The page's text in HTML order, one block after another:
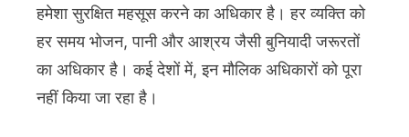
हमेशा सुरक्षित महसूस करने का अधिकार है। हर व्यक्ति को
हर समय भोजन, पानी और आश्रय जैसी बुनियादी जरूरतों
का अधिकार है। कई देशों में, इन मौलिक अधिकारों को पूरा
नहीं किया जा रहा है।